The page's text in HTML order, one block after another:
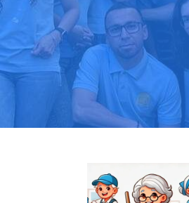
Llama hoy: 919
Más de 1000 clientes
⭐⭐⭐⭐⭐